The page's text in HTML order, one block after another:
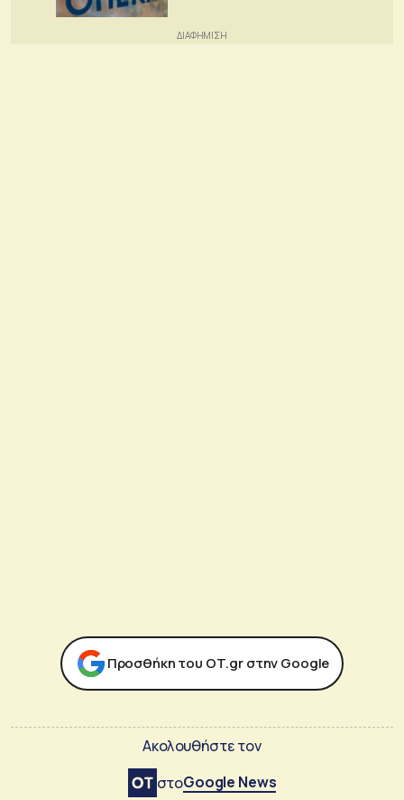
Προσθήκη του ΟΤ.gr στην Google
Ακολουθήστε τον
στοGoogle News